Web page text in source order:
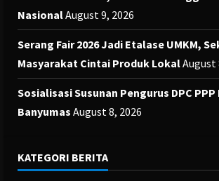
NasionalAugust 9, 2026
Serang Fair 2026 Jadi Etalase UMKM,
Masyarakat Cintai Produk LokalAugust
Sosialisasi Susunan Pengurus DPC
Banyumas August 8, 2026
KATEGORI BERITA